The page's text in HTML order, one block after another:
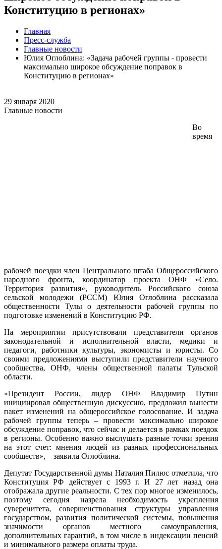
Конституцию в регионах»
Главная
Пресс-служба
Главные новости
Юлия Оглоблина: «Задача рабочей группы - провести
максимально широкое обсуждение поправок в
Конституцию в регионах»
29 января 2020
Главные новости
Во
время
рабочей поездки член Центрального штаба Общероссийского
народного фронта, координатор проекта ОНФ «Село.
Территория развития», руководитель Российского союза
сельской молодежи (РССМ) Юлия Оглоблина рассказала
общественности Тулы о деятельности рабочей группы по
подготовке изменений в Конституцию РФ.
На мероприятии присутствовали представители органов
законодательной и исполнительной власти, медики и
педагоги, работники культуры, экономисты и юристы. Со
своими предложениями выступили представители научного
сообщества, ОНФ, члены общественной палаты Тульской
области.
«Президент России, лидер ОНФ Владимир Путин
инициировал общественную дискуссию, предложил вынести
пакет изменений на общероссийское голосование. И задача
рабочей группы теперь – провести максимально широкое
обсуждение поправок, что сейчас и делается в рамках поездок
в регионы. Особенно важно выслушать разные точки зрения
на этот счет: мнения людей из разных профессиональных
сообществ», – заявила Оглоблина.
Депутат Государственной думы Наталия Пилюс отметила, что
Конституция РФ действует с 1993 г. И 27 лет назад она
отображала другие реальности. С тех пор многое изменилось,
поэтому сегодня назрела необходимость укрепления
суверенитета, совершенствования структуры управления
государством, развития политической системы, повышения
значимости органов местного самоуправления,
дополнительных гарантий, в том числе в индексации пенсий
и минимального размера оплаты труда.